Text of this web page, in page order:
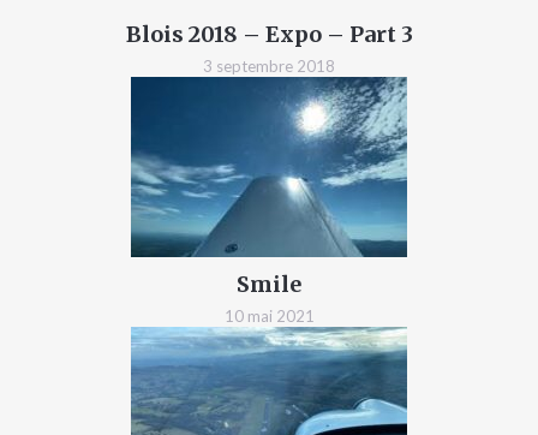
Blois 2018 – Expo – Part 3
3 septembre 2018
Smile
10 mai 2021